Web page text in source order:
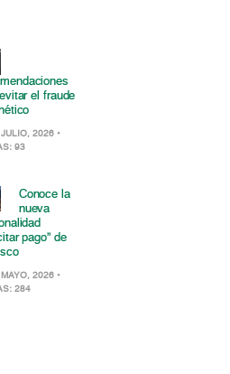
el fraude
2026 •
93
Conoce la
nueva
pago” de
2026 •
284